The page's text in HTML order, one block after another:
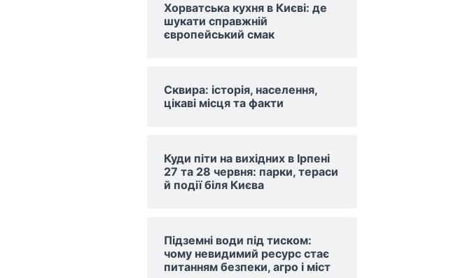
Хорватська кухня в Києві: де
шукати справжній
європейський смак
Сквира: історія, населення,
цікаві місця та факти
Куди піти на вихідних в Ірпені
27 та 28 червня: парки, тераси
й події біля Києва
Підземні води під тиском:
чому невидимий ресурс стає
питанням безпеки, агро і міст